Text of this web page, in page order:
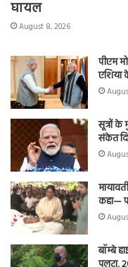
घायल
August 8, 2026
पीएम
एशिया
सूत्रों के
संकेत
कहा—
बॉम्बे